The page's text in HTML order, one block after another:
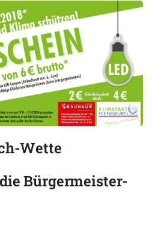
Wette
Bürgermeister-